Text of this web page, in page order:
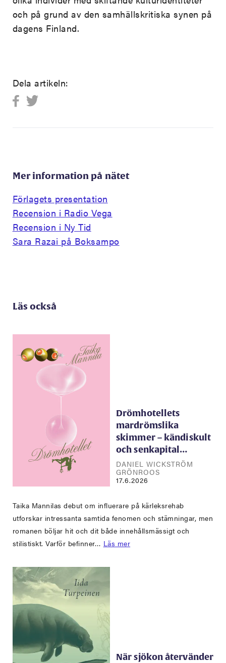
och på grund av den samhällskritiska synen på
dagens Finland.
Dela artikeln:
Mer information på nätet
Förlagets presentation
Recension i Radio Vega
Recension i Ny Tid
Sara Razai på Boksampo
Läs också
Drömhotellets
mardrömslika
skimmer – kändiskult
och senkapital…
DANIEL WICKSTRÖM
GRÖNROOS
17.6.2026
Taika Mannilas debut om influerare på kärleksrehab
utforskar intressanta samtida fenomen och stämningar, men
romanen böljar hit och dit både innehållsmässigt och
stilistiskt. Varför befinner… Läs mer
När sjökon återvänder